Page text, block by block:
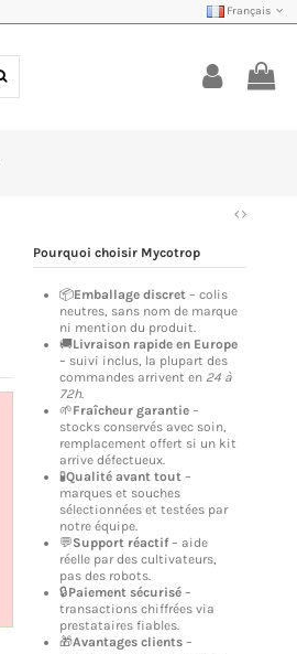
Français
Pourquoi choisir Mycotrop
📦Emballage discret – colis
neutres, sans nom de marque
ni mention du produit.
🚚Livraison rapide en Europe
– suivi inclus, la plupart des
commandes arrivent en 24 à
72h.
🌱Fraîcheur garantie –
stocks conservés avec soin,
remplacement offert si un kit
arrive défectueux.
🧪Qualité avant tout –
marques et souches
sélectionnées et testées par
notre équipe.
💬Support réactif– aide
réelle par des cultivateurs,
pas des robots.
🔒Paiement sécurisé –
transactions chiffrées via
prestataires fiables.
🎁Avantages clients –